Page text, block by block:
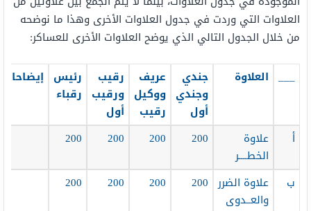
العلاوات التي وردت في جدول العلاوات الأخرى وهذا ما نوضحه
من خلال الجدول التالي الذي يوضح العلاوات الأخرى للعساكر:
___ العلاوة
جندي
وجندي
أول
عريف
ووكيل
رقيب
رقيب
ورقيب
أول
رئيس
رقباء
إيضاحات
أ
علاوة
الخطــــر
200
200
200
200
ب
علاوة الضرر
والعــدوى
200
200
200
200